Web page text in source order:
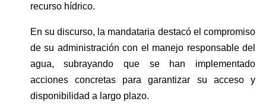
recurso hídrico.
En su discurso, la mandataria destacó el compromiso
de su administración con el manejo responsable del
agua, subrayando que se han implementado
acciones concretas para garantizar su acceso y
disponibilidad a largo plazo.